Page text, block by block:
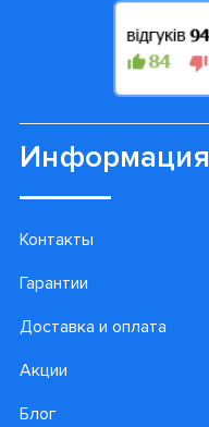
Информация
Контакты
Гарантии
Доставка и оплата
Акции
Блог